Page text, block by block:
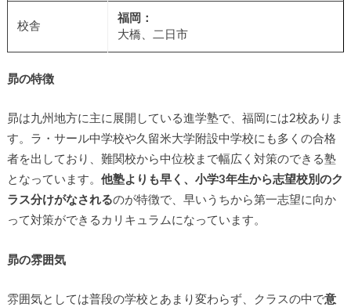
校舎
福岡：
大橋、二日市
昴の特徴
昴は九州地方に主に展開している進学塾で、福岡には2校ありま
す。ラ・サール中学校や久留米大学附設中学校にも多くの合格
者を出しており、難関校から中位校まで幅広く対策のできる塾
となっています。 他塾よりも早く、小学3年生から志望校別のク
ラス分けがなされるのが特徴で、早いうちから第一志望に向か
って対策ができるカリキュラムになっています。
昴の雰囲気
雰囲気としては普段の学校とあまり変わらず、クラスの中で意